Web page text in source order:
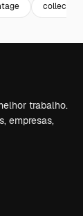
collection
trabalho.
empresas,